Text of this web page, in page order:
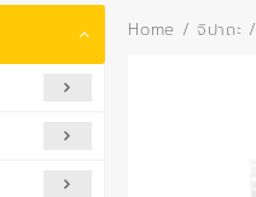
Home / จิปาถะ /